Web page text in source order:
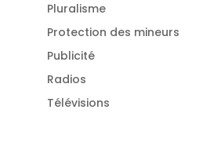
Pluralisme
Protection des mineurs
Publicité
Radios
Télévisions